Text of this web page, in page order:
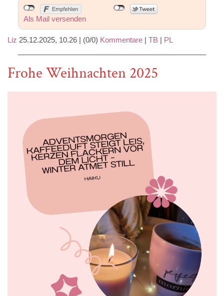
Als Mail versenden
Liz 25.12.2025, 10.26 | (0/0) Kommentare | TB | PL
Frohe Weihnachten 2025